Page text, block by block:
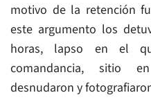
motivo de la retención
este argumento los
horas, lapso en el
comandancia, sitio
desnudaron y